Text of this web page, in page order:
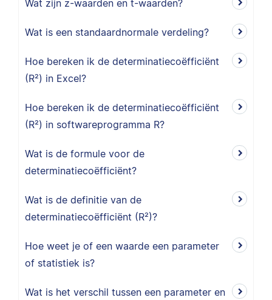
Wat zijn z-waarden en t-waarden?
Wat is een standaardnormale verdeling?
Hoe bereken ik de determinatiecoëfficiënt
(R²) in Excel?
Hoe bereken ik de determinatiecoëfficiënt
(R²) in softwareprogramma R?
Wat is de formule voor de
determinatiecoëfficiënt?
Wat is de definitie van de
determinatiecoëfficiënt (R²)?
Hoe weet je of een waarde een parameter
of statistiek is?
Wat is het verschil tussen een parameter en